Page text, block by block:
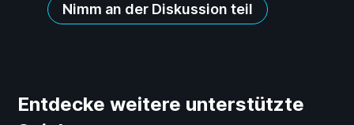
Nimm an der Diskussion teil
Entdecke weitere unterstützte